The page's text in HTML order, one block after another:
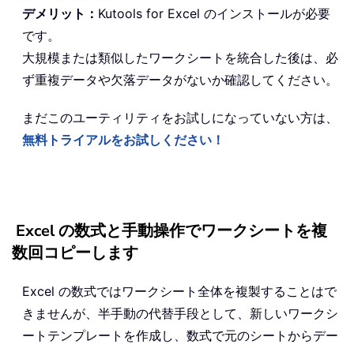
デメリット： Kutools for Excel のインストールが必要
です。
大規模または類似したワークシートを統合した後は、必
ず重複データや欠落データがないか確認してください。
まだこのユーティリティをお試しになっていない方は、
無料トライアルをお試しください！
Excel の数式と手動操作でワークシートを複
数回コピーします
Excel の数式ではワークシート全体を複製することはで
きませんが、半手動の代替手段として、新しいワークシ
ートテンプレートを作成し、数式で元のシートからデー